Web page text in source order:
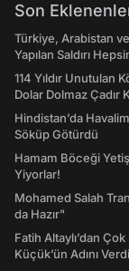
Son
Türkiye, Arabistan
Yapılan Saldırı
114 Yıldır Unutulan
Dolar Dolmaz Çadır
Hindistan’da
Söküp Götürdü
Hamam Böceği
Yiyorlar!
Mohamed Salah
da Hazır"
Fatih Altaylı’dan
Küçük’ün Adını Verdi